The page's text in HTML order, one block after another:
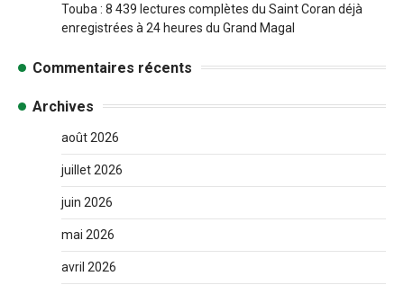
Touba : 8 439 lectures complètes du Saint Coran déjà
enregistrées à 24 heures du Grand Magal
Commentaires récents
Archives
août 2026
juillet 2026
juin 2026
mai 2026
avril 2026